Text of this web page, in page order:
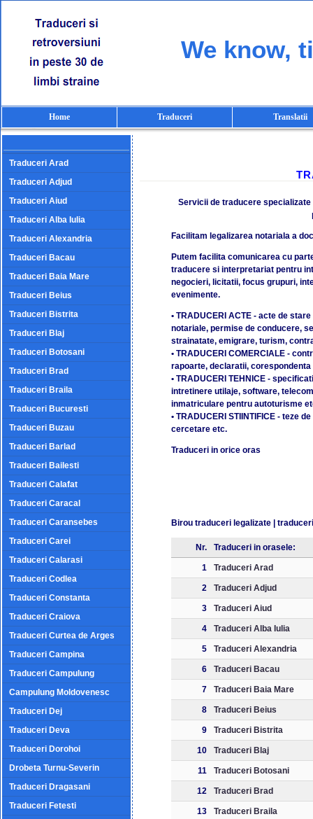
We know,
Home Traduceri Translatii
Traduceri Arad
Traduceri Adjud
Traduceri Aiud
Traduceri Alba Iulia
Traduceri Alexandria
Traduceri Bacau
Traduceri Baia Mare
Traduceri Beius
Traduceri Bistrita
Traduceri Blaj
Traduceri Botosani
Traduceri Brad
Traduceri Braila
Traduceri Bucuresti
Traduceri Buzau
Traduceri Barlad
Traduceri Bailesti
Traduceri Calafat
Traduceri Caracal
Traduceri Caransebes
Traduceri Carei
Traduceri Calarasi
Traduceri Codlea
Traduceri Constanta
Traduceri Craiova
Traduceri Curtea de Arges
Traduceri Campina
Traduceri Campulung
Campulung Moldovenesc
Traduceri Dej
Traduceri Deva
Traduceri Dorohoi
Drobeta Turnu-Severin
Traduceri Dragasani
Traduceri Fetesti
Servicii de traducere
Facilitam legalizarea notariala a
Putem facilita comunicarea cu
traducere si interpretariat pentru
negocieri, licitatii, focus grupuri,
evenimente.
• TRADUCERI ACTE - acte de
notariale, permise de conducere,
strainatate, emigrare, turism,
• TRADUCERI COMERCIALE -
rapoarte, declaratii,
• TRADUCERI TEHNICE -
intretinere utilaje, software,
inmatriculare pentru autoturisme
• TRADUCERI STIINTIFICE - teze
cercetare etc.
Traduceri in orice oras
Birou traduceri legalizate|
Nr. Traduceri in orasele:
1 Traduceri Arad
2 Traduceri Adjud
3 Traduceri Aiud
4 Traduceri Alba Iulia
5 Traduceri Alexandria
6 Traduceri Bacau
7 Traduceri Baia Mare
8 Traduceri Beius
9 Traduceri Bistrita
10 Traduceri Blaj
11 Traduceri Botosani
12 Traduceri Brad
13 Traduceri Braila